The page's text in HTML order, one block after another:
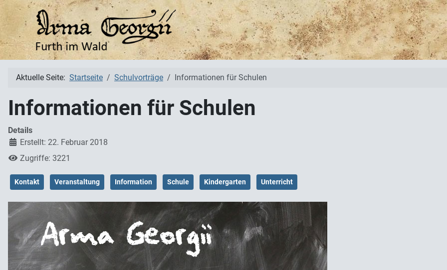
Aktuelle Seite: Startseite Schulvorträge Informationen für Schulen
Informationen für Schulen
Details
Erstellt: 22. Februar 2018
Zugriffe: 3221
Kontakt Veranstaltung Information Schule Kindergarten Unterricht